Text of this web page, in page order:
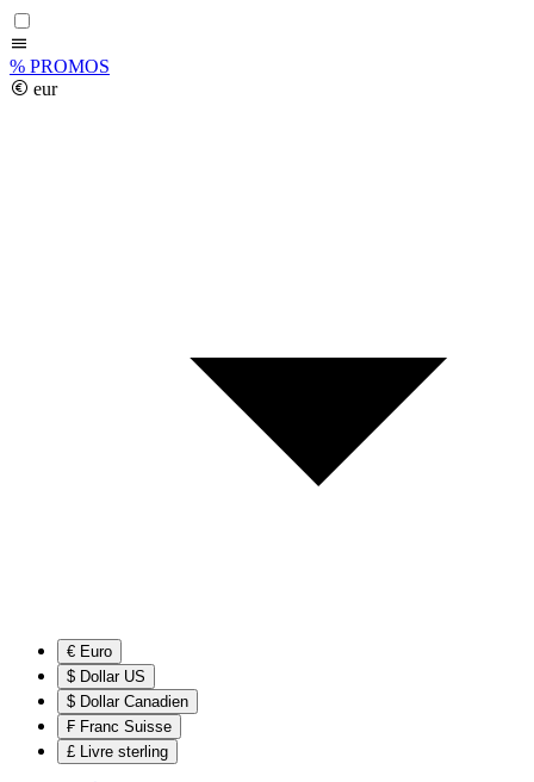
% PROMOS
eur
€ Euro
$ Dollar US
$ Dollar Canadien
₣ Franc Suisse
£ Livre sterling